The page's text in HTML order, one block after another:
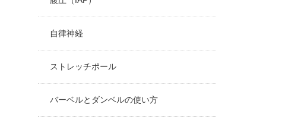
自律神経
ストレッチポール
バーベルとダンベルの使い方